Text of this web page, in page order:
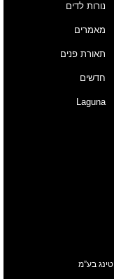
נורות לדים
מאמרים
תאורת פנים
חדשים
Laguna